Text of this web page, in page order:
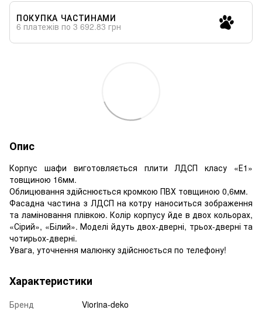
ПОКУПКА ЧАСТИНАМИ
6 платежів по 3 692.83 грн
Опис
Корпус шафи виготовляється плити ЛДСП класу «Е1»
товщиною 16мм.
Облицювання здійснюється кромкою ПВХ товщиною 0,6мм.
Фасадна частина з ЛДСП на котру наноситься зображення
та ламіновання плівкою. Колір корпусу йде в двох кольорах,
«Сірий», «Білий». Моделі йдуть двох-дверні, трьох-дверні та
чотирьох-дверні.
Увага, уточнення малюнку здійснюється по телефону!
Характеристики
Бренд
Viorina-deko